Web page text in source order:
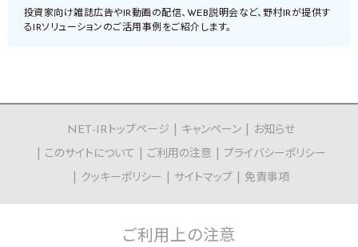
投資家向け雑誌広告やIR動画の配信、WEB説明会など、野村IRが提供す
るIRソリューションのご活用事例をご紹介します。
NET-IRトップページ キャンペーン
お知らせ
このサイトについて
ご利用の注意
プライバシーポリシー
クッキーポリシー
サイトマップ 免責事項
ご利用上の注意